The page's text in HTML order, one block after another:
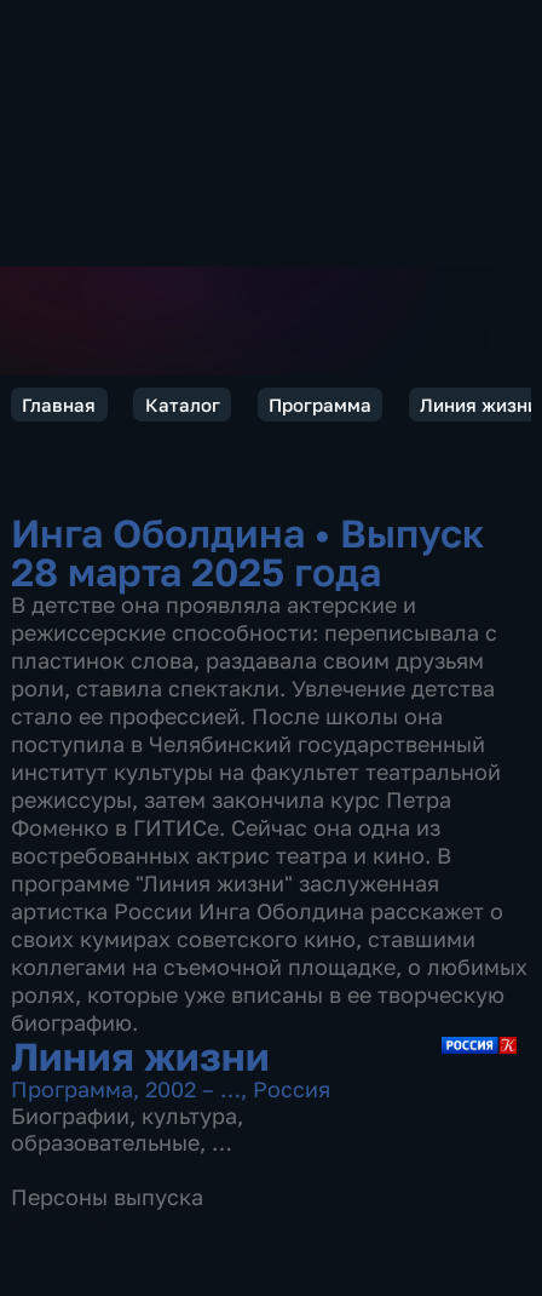
Главная Каталог Программа Линия жизни
Инга Оболдина • Выпуск
28 марта 2025 года
В детстве она проявляла актерские и
режиссерские способности: переписывала с
пластинок слова, раздавала своим друзьям
роли, ставила спектакли. Увлечение детства
стало ее профессией. После школы она
поступила в Челябинский государственный
институт культуры на факультет театральной
режиссуры, затем закончила курс Петра
Фоменко в ГИТИСе. Сейчас она одна из
востребованных актрис театра и кино. В
программе "Линия жизни" заслуженная
артистка России Инга Оболдина расскажет о
своих кумирах советского кино, ставшими
коллегами на съемочной площадке, о любимых
ролях, которые уже вписаны в ее творческую
биографию.
Линия жизни
Программа, 2002 – …, Россия
Биографии, культура,
образовательные,
Персоны выпуска